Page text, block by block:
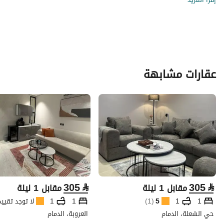
عقارات مشابهة
⃁
305مقابل 1 ليلة
1
1
5
(
1
)
حي الشعلة، الدمام
⃁
305مقابل 1 ليلة
1
1
لا توجد
العروبة، الدمام